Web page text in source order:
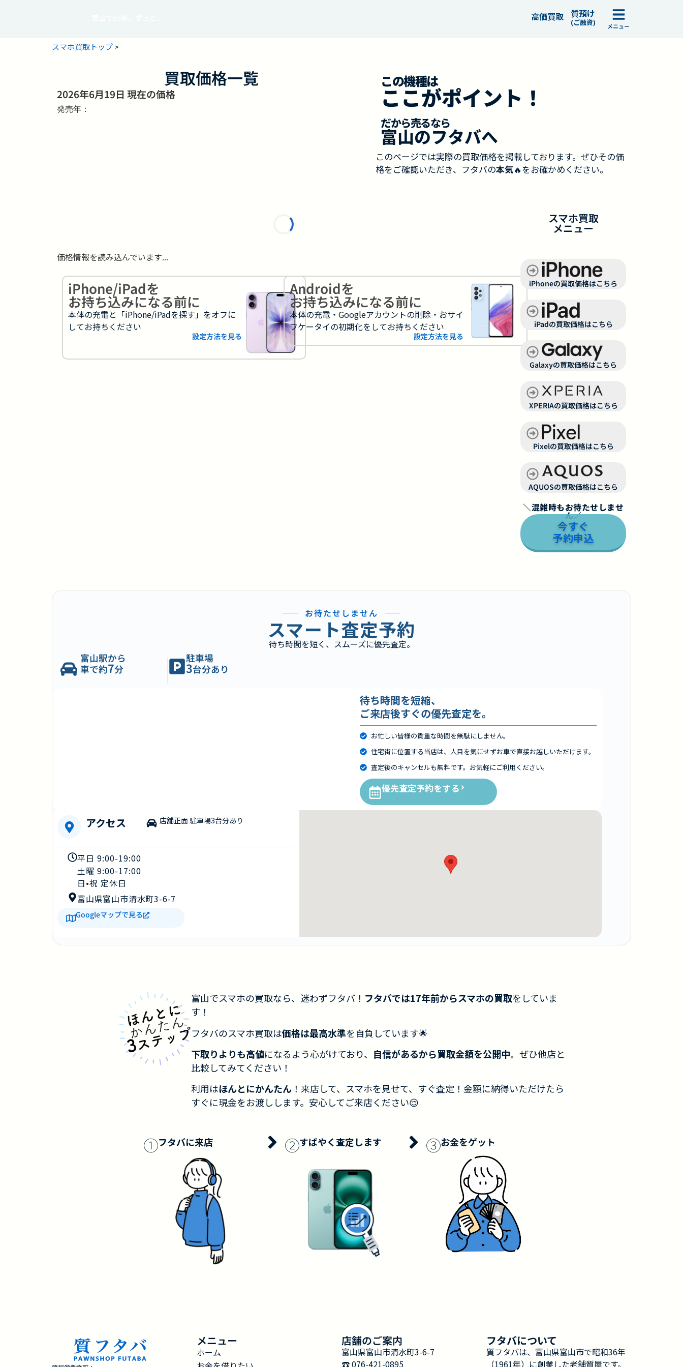
高価買取 質預け
(ご融資) メニュー
スマホ買取トップ>
買取価格一覧
2026年6月19日 現在の価格
発売年：
この機種は
ここがポイント！
だから売るなら
富山のフタバへ
このページでは実際の買取価格を掲載しております。ぜひその価
格をご確認いただき、フタバの本気🔥をお確かめください。
価格情報を読み込んでいます...
iPhone/iPadを
お持ち込みになる前に
本体の充電と「iPhone/iPadを探す」をオフに
してお持ちください
設定方法を見る
Androidを
お持ち込みになる前に
本体の充電・Googleアカウントの削除・おサイ
フケータイの初期化をしてお持ちください
設定方法を見る
スマホ買取
メニュー
iPhoneの買取価格はこちら
iPadの買取価格はこちら
Galaxyの買取価格はこちら
XPERIAの買取価格はこちら
Pixelの買取価格はこちら
AQUOSの買取価格はこちら
＼混雑時もお待たせしませ
ん／
今すぐ
予約申込
お待たせしません
スマート査定予約
待ち時間を短く、スムーズに優先査定。
富山駅から
車で約7分
駐車場
3台分あり
待ち時間を短縮、
ご来店後すぐの優先査定を。
お忙しい皆様の貴重な時間を無駄にしません。
住宅街に位置する当店は、人目を気にせずお車で直接お越しいただけます。
査定後のキャンセルも無料です。お気軽にご利用ください。
優先査定予約をする
アクセス 店舗正面 駐車場3台分あり
平日 9:00-19:00
土曜 9:00-17:00
日•祝 定休日
富山県富山市清水町3-6-7
Googleマップで見る
富山でスマホの買取なら、迷わずフタバ！ フタバでは17年前からスマホの買取をしていま
す！
フタバのスマホ買取は価格は最高水準を自負しています🌟
下取りよりも高値になるよう心がけており、 自信があるから買取金額を公開中。 ぜひ他店と
比較してみてください！
利用はほんとにかんたん ！来店して、スマホを見せて、すぐ査定！金額に納得いただけたら
すぐに現金をお渡しします。安心してご来店ください😌
①フタバに来店 ②すばやく査定します ③お金をゲット
メニュー
ホーム
店舗のご案内
富山県富山市清水町3-6-7
☎︎ 076-421-0895
フタバについて
質フタバは、富山県富山市で昭和36年
（1961年）に創業した老舗質屋です。